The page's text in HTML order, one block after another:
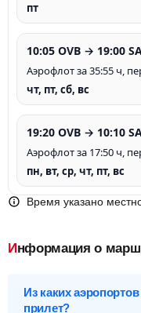
пт
10:05 OVB → 19:00
Аэрофлот за 35:55 ч,
чт, пт, сб, вс
19:20 OVB → 10:10
Аэрофлот за 17:50 ч,
пн, вт, ср, чт, пт, вс
Время указано
Информация о
Из каких
прилет?